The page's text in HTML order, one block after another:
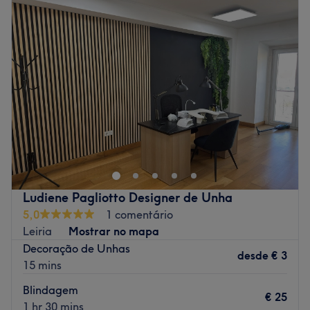
Go to venue
Terça-feira
09:00–20:00
Quarta-feira
09:00–20:00
Quinta-feira
09:00
Sexta-feira
09:00
Sábado
09:00
18:30
Domingo
Fechado
O centro de estética Espaço Sofistiqué Nail Bar encontra-
se localizado na Rua das Vergieiras n2, loja 2, na
Marinha Grande, no distrito de Leiria. Trata-se de um
espaço magnifico para descontrair e ser mimado, onde
poderás encontrar todo tipo de serviços de estética. Além
de oferecer tratamentos inovadores, destacam pelo
atendimento totalmente personalizado. Vem já desfrutar
de um momento único - temos a certeza de que vais
querer voltar!
O centro encontra-se a 10 minutos a pé da estação de
Ludiene Pagliotto Designer de Unha
5,0
1 comentário
Leiria
Mostrar no mapa
Decoração de Unhas
15 mins
desde € 3
Blindagem
1 hr 30 mins
€ 25